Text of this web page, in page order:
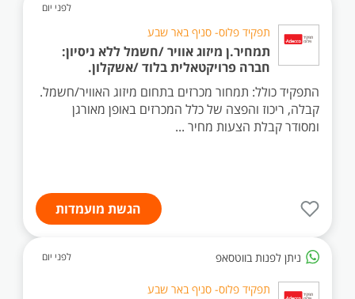
לפני יום
תפקיד פלוס- סניף באר שבע
תמחיר.ן מיזוג אוויר /חשמל ללא ניסיון:
חברה פרויקטאלית בלוד /אשקלון.
התפקיד כולל: תמחור מכרזים בתחום מיזוג האוויר/חשמל.
קבלה, ריכוז והפצה של כלל המכרזים באופן מאורגן
ומסודר קבלת הצעות מחיר ...
הגשת מועמדות
ניתן לפנות בווטסאפ לפני יום
תפקיד פלוס- סניף באר שבע